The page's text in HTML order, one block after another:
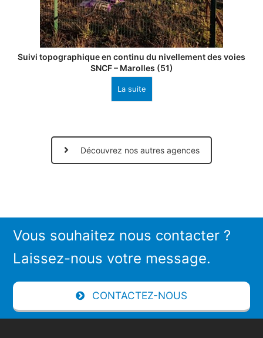
Suivi topographique en continu du nivellement des voies
SNCF – Marolles (51)
La suite
Découvrez nos autres agences
Vous souhaitez nous contacter ?
Laissez-nous votre message.
CONTACTEZ-NOUS